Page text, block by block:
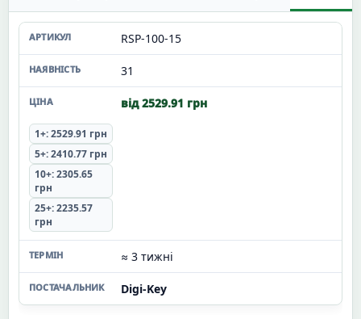
RSP-100-15
31
від 2529.91 грн
1+: 2529.91 грн
5+: 2410.77 грн
10+: 2305.65
грн
25+: 2235.57
грн
≈ 3 тижні
Digi-Key